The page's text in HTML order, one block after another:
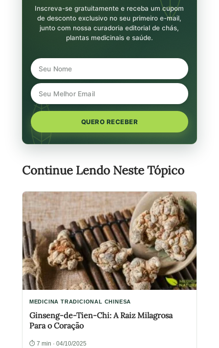
Inscreva-se gratuitamente e receba um cupom
de desconto exclusivo no seu primeiro e-mail,
junto com nossa curadoria editorial de chás,
plantas medicinais e saúde.
QUERO RECEBER
Continue Lendo Neste Tópico
MEDICINA TRADICIONAL CHINESA
Ginseng-de-Tien-Chi: A Raiz Milagrosa
Para o Coração
⏱ 7 min · 04/10/2025